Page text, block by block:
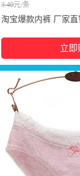
3.40元/条
淘宝爆款内裤 厂家
立